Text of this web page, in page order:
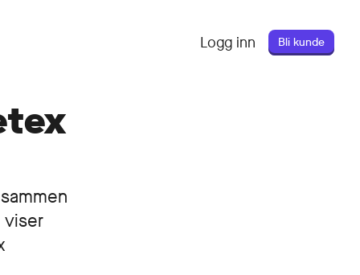
Logg inn Bli kunde
viser